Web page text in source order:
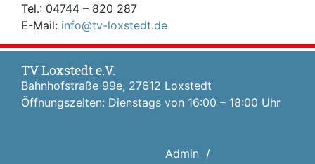
Tel.: 04744 – 820 287
E-Mail: info@tv-loxstedt.de
TV Loxstedt e.V.
Bahnhofstraße 99e, 27612 Loxstedt
Öffnungszeiten: Dienstags von 16:00 – 18:00 Uhr
Admin